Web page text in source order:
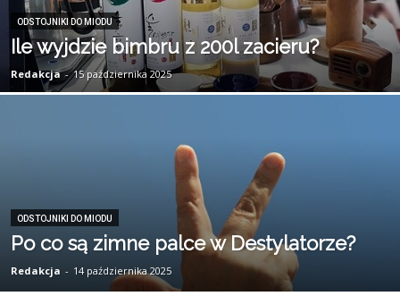
ODSTOJNIKI DO MIODU
Ile wyjdzie bimbru z 200l zacieru?
Redakcja - 15 października 2025
ODSTOJNIKI DO MIODU
Po co są zimne palce w Destylatorze?
Redakcja - 14 października 2025